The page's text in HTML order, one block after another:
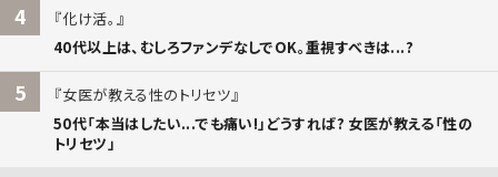
4
化け活。
40代以上は、むしろファンデなしでOK。重視すべきは...?
5
女医が教える性のトリセツ
50代「本当はしたい...でも痛い!」どうすれば? 女医が教える「性の
トリセツ」